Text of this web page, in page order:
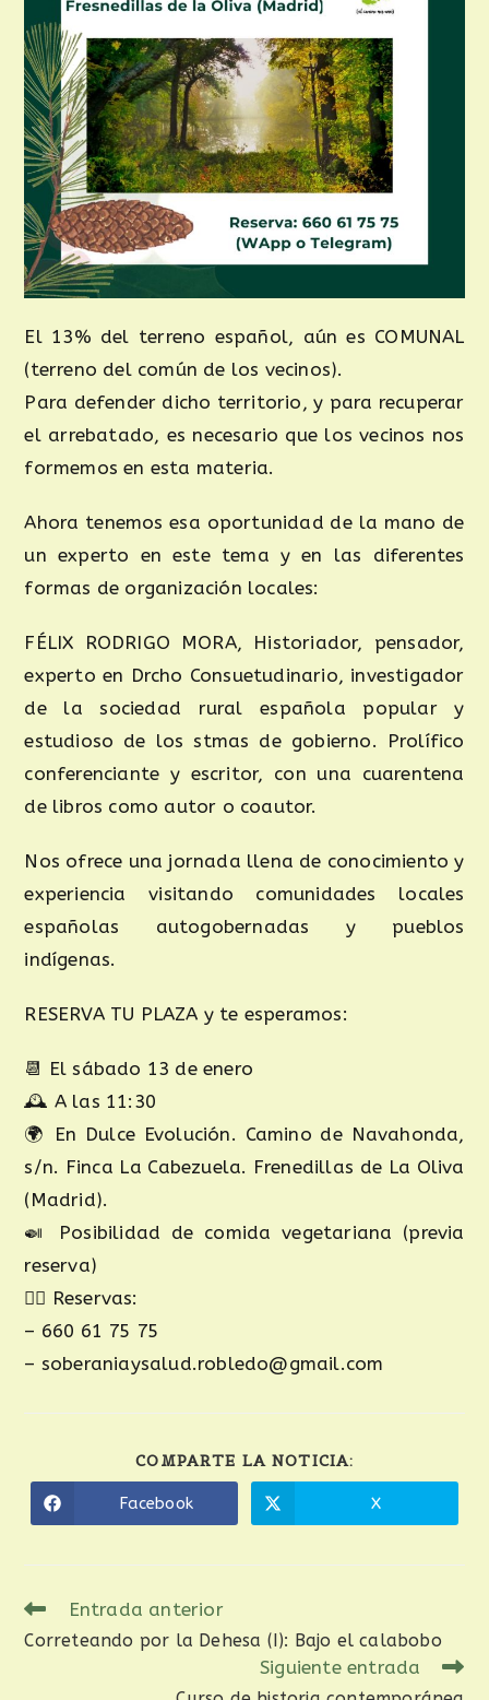
El 13% del terreno español, aún es COMUNAL
(terreno del común de los vecinos).
Para defender dicho territorio, y para recuperar
el arrebatado, es necesario que los vecinos nos
formemos en esta materia.
Ahora tenemos esa oportunidad de la mano de
un experto en este tema y en las diferentes
formas de organización locales:
FÉLIX RODRIGO MORA, Historiador, pensador,
experto en Drcho Consuetudinario, investigador
de la sociedad rural española popular y
estudioso de los stmas de gobierno. Prolífico
conferenciante y escritor, con una cuarentena
de libros como autor o coautor.
Nos ofrece una jornada llena de conocimiento y
experiencia visitando comunidades locales
españolas autogobernadas y pueblos
indígenas.
RESERVA TU PLAZA y te esperamos:
📆 El sábado 13 de enero
🕰 A las 11:30
🌍 En Dulce Evolución. Camino de Navahonda,
s/n. Finca La Cabezuela. Frenedillas de La Oliva
(Madrid).
🍛 Posibilidad de comida vegetariana (previa
reserva)
👉🏼 Reservas:
– 660 61 75 75
– soberaniaysalud.robledo@gmail.com
COMPARTE LA NOTICIA:
Facebook X
Entrada anterior
Correteando por la Dehesa (I): Bajo el calabobo
Siguiente entrada